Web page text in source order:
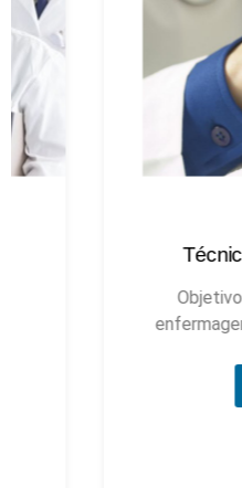
Técnico em
Objetivo:
enfermagem que